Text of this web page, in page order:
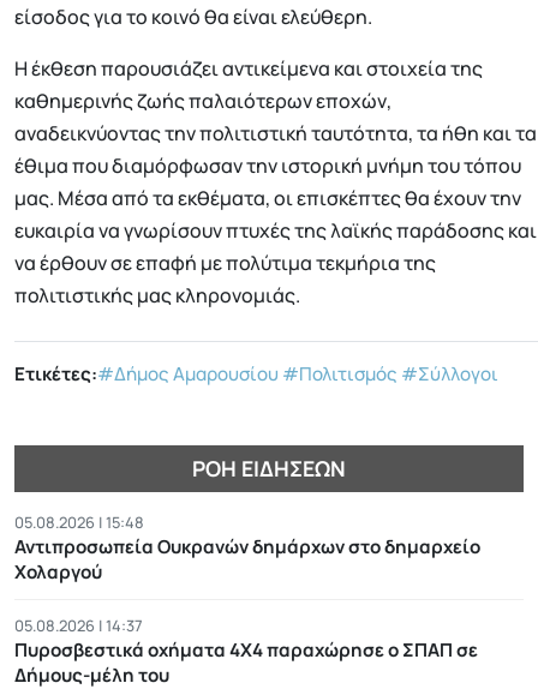
είσοδος για το κοινό θα είναι ελεύθερη.
Η έκθεση παρουσιάζει αντικείμενα και στοιχεία της
καθημερινής ζωής παλαιότερων εποχών,
αναδεικνύοντας την πολιτιστική ταυτότητα, τα ήθη και τα
έθιμα που διαμόρφωσαν την ιστορική μνήμη του τόπου
μας. Μέσα από τα εκθέματα, οι επισκέπτες θα έχουν την
ευκαιρία να γνωρίσουν πτυχές της λαϊκής παράδοσης και
να έρθουν σε επαφή με πολύτιμα τεκμήρια της
πολιτιστικής μας κληρονομιάς.
Ετικέτες:#Δήμος Αμαρουσίου #Πολιτισμός #Σύλλογοι
ΡΟΉ ΕΙΔΉΣΕΩΝ
05.08.2026 | 15:48
Αντιπροσωπεία Ουκρανών δημάρχων στο δημαρχείο
Χολαργού
05.08.2026 | 14:37
Πυροσβεστικά οχήματα 4Χ4 παραχώρησε ο ΣΠΑΠ σε
Δήμους-μέλη του